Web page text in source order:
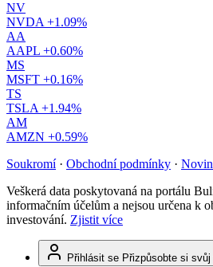
NV
NVDA +1.09%
AA
AAPL +0.60%
MS
MSFT +0.16%
TS
TSLA +1.94%
AM
AMZN +0.59%
Soukromí · Obchodní podmínky ·
Veškerá data poskytovaná na portálu
informačním účelům a nejsou určena k
investování. Zjistit více
Přihlásit se Přizpůsobte si svůj